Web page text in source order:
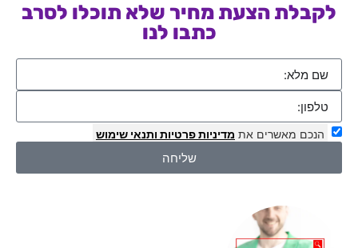
לקבלת הצעת מחיר שלא תוכלו לסרב
כתבו לנו
הנכם מאשרים את מדיניות פרטיות ותנאי שימוש
שליחה